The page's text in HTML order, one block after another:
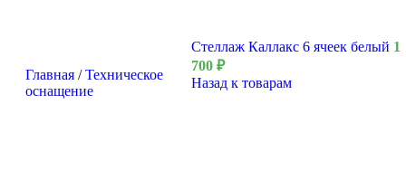
Главная / Техническое
оснащение
Стеллаж Каллакс 6 ячеек белый 1
700₽
Назад к товарам